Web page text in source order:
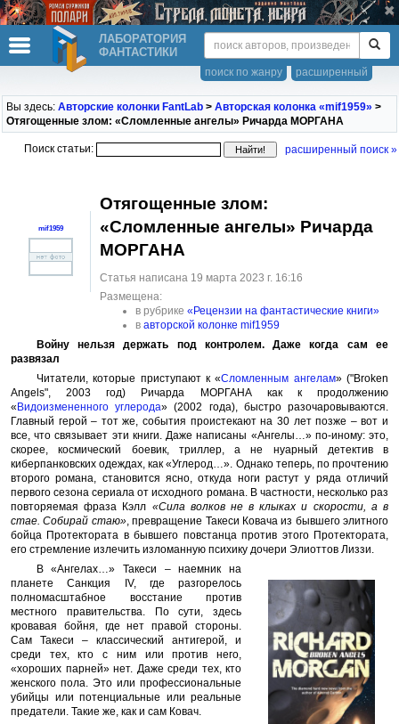
ЛАБОРАТОРИЯ
ФАНТАСТИКИ
расширенный
поиск по жанру
Вы здесь: Авторские колонки FantLab > Авторская колонка «mif1959» >
Отягощенные злом: «Сломленные ангелы» Ричарда МОРГАНА
Поиск статьи: расширенный поиск »
mif1959
Отягощенные злом:
«Сломленные ангелы» Ричарда
МОРГАНА
Статья написана 19 марта 2023 г. 16:16
Размещена:
в рубрике «Рецензии на фантастические книги»
в авторской колонке mif1959
Войну нельзя держать под контролем. Даже когда сам ее
развязал
Читатели, которые приступают к «Сломленным ангелам» ("Broken
Angels", 2003 год) Ричарда МОРГАНА как к продолжению
« Видоизмененного углерода» (2002 года), быстро разочаровываются.
Главный герой – тот же, события проистекают на 30 лет позже – вот и
все, что связывает эти книги. Даже написаны «Ангелы…» по-иному: это,
скорее, космический боевик, триллер, а не нуарный детектив в
киберпанковских одеждах, как «Углерод…». Однако теперь, по прочтению
второго романа, становится ясно, откуда ноги растут у ряда отличий
первого сезона сериала от исходного романа. В частности, несколько раз
повторяемая фраза Кэлл «Сила волков не в клыках и скорости, а в
стае. Собирай стаю», превращение Такеси Ковача из бывшего элитного
бойца Протектората в бывшего повстанца против этого Протектората,
его стремление излечить изломанную психику дочери Элиоттов Лиззи.
В «Ангелах…» Такеси – наемник на
планете Санкция IV, где разгорелось
полномасштабное восстание против
местного правительства. По сути, здесь
кровавая бойня, где нет правой стороны.
Сам Такеси – классический антигерой, и
среди тех, кто с ним или против него,
«хороших парней» нет. Даже среди тех, кто
женского пола. Это или профессиональные
убийцы или потенциальные или реальные
предатели. Такие же, как и сам Ковач.